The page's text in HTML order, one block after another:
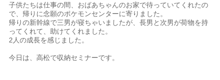
子供たちは仕事の間、おばあちゃんのお家で待っていてくれたの
で、帰りに念願のポケモンセンターに寄りました。
帰りの新幹線で三男が寝ちゃいましたが、長男と次男が荷物を持
ってくれて、助けてくれました。
2人の成長を感じました。
今日は、高松で収納セミナーです。